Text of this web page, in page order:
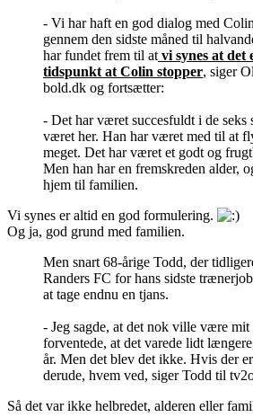
- Vi har haft en god dialog med
gennem den sidste måned til
har fundet frem til at vi synes at det
tidspunkt at Colin stopper, siger
bold.dk og fortsætter:
- Det har været succesfuldt i de seks
været her. Han har været med til at
meget. Det har været et godt og
Men han har en fremskreden alder,
hjem til familien.
Vi synes er altid en god formulering.
Og ja, god grund med familien.
Men snart 68-årige Todd, der
Randers FC for hans sidste
at tage endnu en tjans.
- Jeg sagde, at det nok ville være mit
forventede, at det varede lidt
år. Men det blev det ikke. Hvis der
derude, hvem ved, siger Todd til
Så det var ikke helbredet, alderen eller